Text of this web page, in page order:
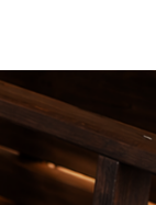
yhteyttä
ja
(FAQ) Vastuullisuus